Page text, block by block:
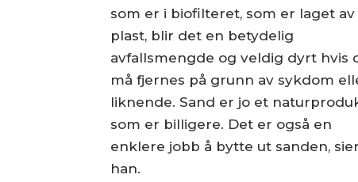
som er i biofilteret, som er laget av
plast, blir det en betydelig
avfallsmengde og veldig dyrt hvis
må fjernes på grunn av sykdom
liknende. Sand er jo et
som er billigere. Det er også en
enklere jobb å bytte ut sanden, sier
han.